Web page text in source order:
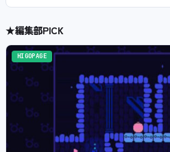
★編集部PICK
HIGOPAGE